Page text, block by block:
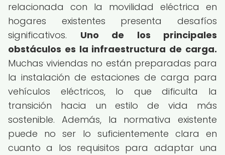
relacionada con la movilidad eléctrica en
hogares existentes presenta desafíos
significativos. Uno de los principales
obstáculos es la infraestructura de carga.
Muchas viviendas no están preparadas para
la instalación de estaciones de carga para
vehículos eléctricos, lo que dificulta la
transición hacia un estilo de vida más
sostenible. Además, la normativa existente
puede no ser lo suficientemente clara en
cuanto a los requisitos para adaptar una